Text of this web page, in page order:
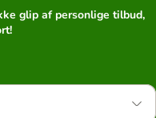
glip af personlige tilbud,